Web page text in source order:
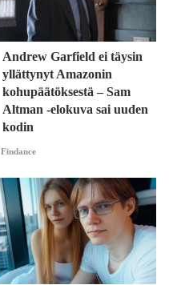
Andrew Garfield ei täysin
yllättynyt Amazonin
kohupäätöksestä – Sam
Altman -elokuva sai uuden
kodin
Findance